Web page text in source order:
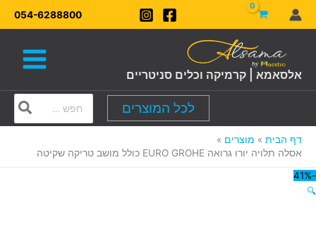
דילוג
לתוכן
054-6288800
אלסאמא | קרמיקה וכלים סניטריים
לכל המוצרים
for:
דף הבית
מוצרים
אסלה תלויה יורו גרואה EURO GROHE כולל מושב טריקה שקיטה
-41%
🔍